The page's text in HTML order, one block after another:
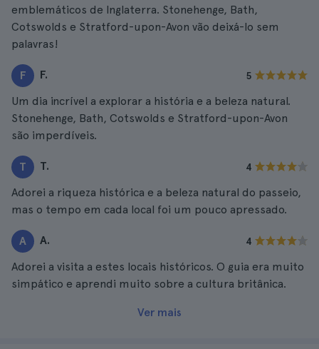
emblemáticos de Inglaterra. Stonehenge, Bath,
Cotswolds e Stratford-upon-Avon vão deixá-lo sem
palavras!
F F. 5
Um dia incrível a explorar a história e a beleza natural.
Stonehenge, Bath, Cotswolds e Stratford-upon-Avon
são imperdíveis.
T T. 4
Adorei a riqueza histórica e a beleza natural do passeio,
mas o tempo em cada local foi um pouco apressado.
A A. 4
Adorei a visita a estes locais históricos. O guia era muito
simpático e aprendi muito sobre a cultura britânica.
Ver mais